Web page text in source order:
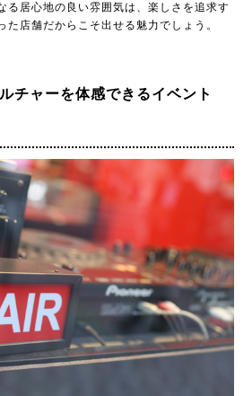
る居心地の良い雰囲気は、楽しさを追求す
た店舗だからこそ出せる魅力でしょう。
チャーを体感できるイベント